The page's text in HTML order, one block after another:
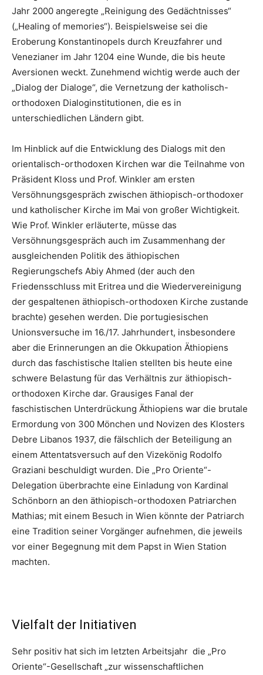
Jahr 2000 angeregte „Reinigung des Gedächtnisses“
(„Healing of memories“). Beispielsweise sei die
Eroberung Konstantinopels durch Kreuzfahrer und
Venezianer im Jahr 1204 eine Wunde, die bis heute
Aversionen weckt. Zunehmend wichtig werde auch der
„Dialog der Dialoge“, die Vernetzung der katholisch-
orthodoxen Dialoginstitutionen, die es in
unterschiedlichen Ländern gibt.
Im Hinblick auf die Entwicklung des Dialogs mit den
orientalisch-orthodoxen Kirchen war die Teilnahme von
Präsident Kloss und Prof. Winkler am ersten
Versöhnungsgespräch zwischen äthiopisch-orthodoxer
und katholischer Kirche im Mai von großer Wichtigkeit.
Wie Prof. Winkler erläuterte, müsse das
Versöhnungsgespräch auch im Zusammenhang der
ausgleichenden Politik des äthiopischen
Regierungschefs Abiy Ahmed (der auch den
Friedensschluss mit Eritrea und die Wiedervereinigung
der gespaltenen äthiopisch-orthodoxen Kirche zustande
brachte) gesehen werden. Die portugiesischen
Unionsversuche im 16./17. Jahrhundert, insbesondere
aber die Erinnerungen an die Okkupation Äthiopiens
durch das faschistische Italien stellten bis heute eine
schwere Belastung für das Verhältnis zur äthiopisch-
orthodoxen Kirche dar. Grausiges Fanal der
faschistischen Unterdrückung Äthiopiens war die brutale
Ermordung von 300 Mönchen und Novizen des Klosters
Debre Libanos 1937, die fälschlich der Beteiligung an
einem Attentatsversuch auf den Vizekönig Rodolfo
Graziani beschuldigt wurden. Die „Pro Oriente“-
Delegation überbrachte eine Einladung von Kardinal
Schönborn an den äthiopisch-orthodoxen Patriarchen
Mathias; mit einem Besuch in Wien könnte der Patriarch
eine Tradition seiner Vorgänger aufnehmen, die jeweils
vor einer Begegnung mit dem Papst in Wien Station
machten.
Vielfalt der Initiativen
Sehr positiv hat sich im letzten Arbeitsjahr die „Pro
Oriente“-Gesellschaft „zur wissenschaftlichen